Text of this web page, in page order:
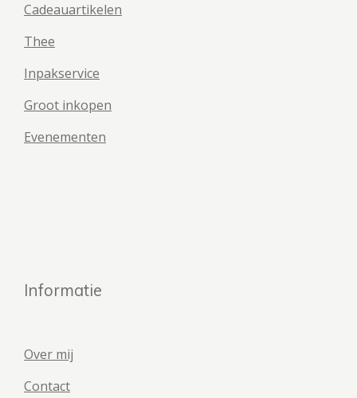
Cadeauartikelen
Thee
Inpakservice
Groot inkopen
Evenementen
Informatie
Over mij
Contact